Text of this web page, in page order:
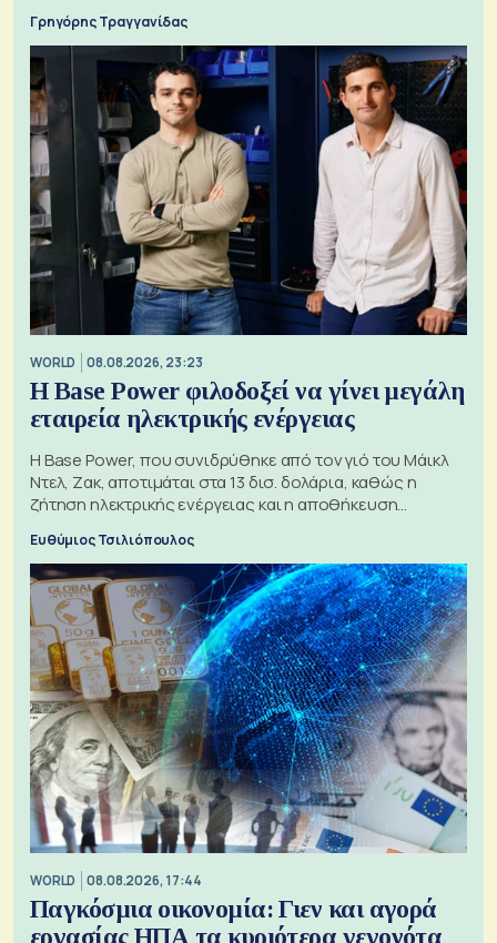
Γρηγόρης Τραγγανίδας
WORLD 08.08.2026, 23:23
Η Base Power φιλοδοξεί να γίνει μεγάλη
εταιρεία ηλεκτρικής ενέργειας
Η Base Power, που συνιδρύθηκε από τον γιό του Μάικλ
Ντελ, Ζακ, αποτιμάται στα 13 δισ. δολάρια, καθώς η
ζήτηση ηλεκτρικής ενέργειας και η αποθήκευση
μπαταριών αυξάνονται
Ευθύμιος Τσιλιόπουλος
WORLD 08.08.2026, 17:44
Παγκόσμια οικονομία: Γιεν και αγορά
εργασίας ΗΠΑ τα κυριότερα γεγονότα